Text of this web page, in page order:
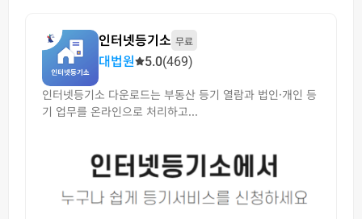
인터넷등기소 무료
대법원 5.0(469)
인터넷등기소 다운로드는 부동산 등기 열람과 법인·개인 등
기 업무를 온라인으로 처리하고...